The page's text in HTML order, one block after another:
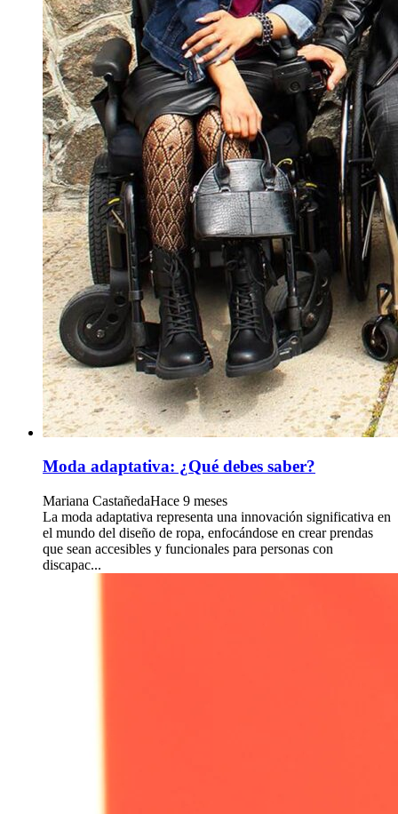
Moda adaptativa: ¿Qué debes saber?
Mariana CastañedaHace 9 meses
La moda adaptativa representa una innovación significativa en
el mundo del diseño de ropa, enfocándose en crear prendas
que sean accesibles y funcionales para personas con
discapac...